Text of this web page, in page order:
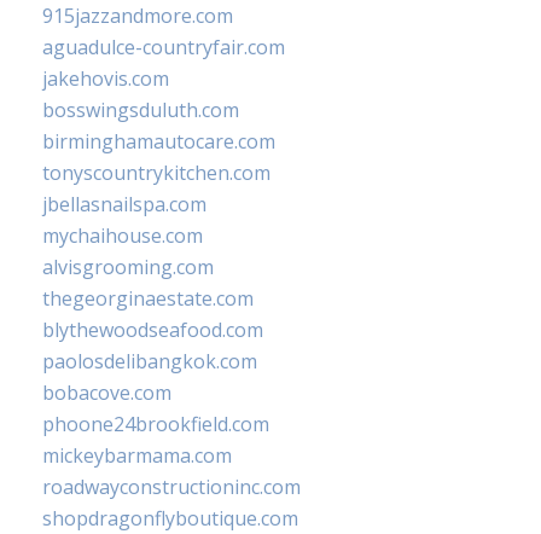
915jazzandmore.com
aguadulce-countryfair.com
jakehovis.com
bosswingsduluth.com
birminghamautocare.com
tonyscountrykitchen.com
jbellasnailspa.com
mychaihouse.com
alvisgrooming.com
thegeorginaestate.com
blythewoodseafood.com
paolosdelibangkok.com
bobacove.com
phoone24brookfield.com
mickeybarmama.com
roadwayconstructioninc.com
shopdragonflyboutique.com